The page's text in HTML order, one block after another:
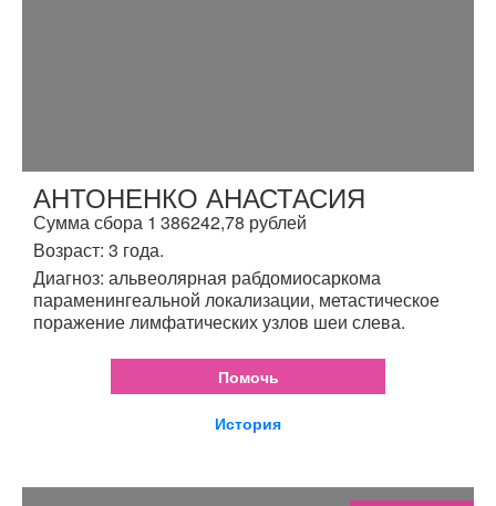
АНТОНЕНКО АНАСТАСИЯ
Сумма сбора 1 386242,78 рублей
Возраст: 3 года.
Диагноз: альвеолярная рабдомиосаркома
параменингеальной локализации, метастическое
поражение лимфатических узлов шеи слева.
Помочь
История